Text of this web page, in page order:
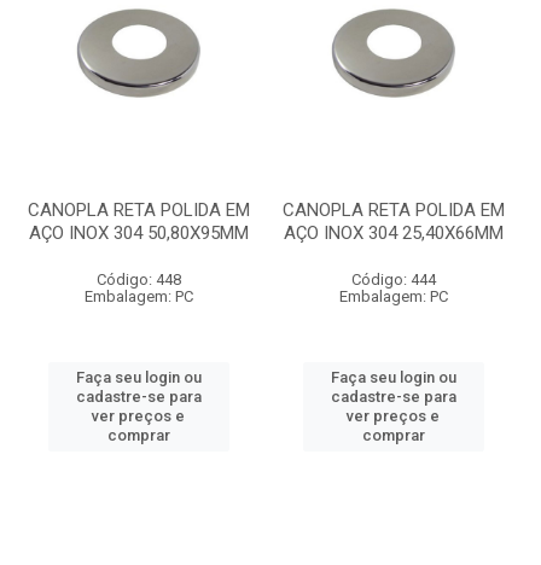
CANOPLA RETA POLIDA EM
AÇO INOX 304 50,80X95MM
Código: 448
Embalagem: PC
Faça seu login ou
cadastre-se para
ver preços e
comprar
CANOPLA RETA POLIDA EM
AÇO INOX 304 25,40X66MM
Código: 444
Embalagem: PC
Faça seu login ou
cadastre-se para
ver preços e
comprar